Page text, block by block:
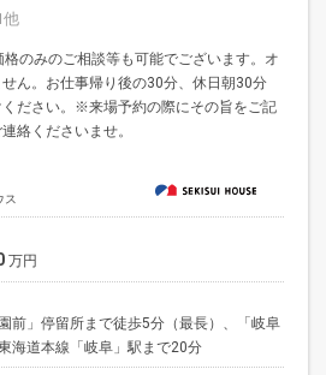
他
のみのご相談等も可能でございます。オ
ん。お仕事帰り後の30分、休日朝30分
ださい。※来場予約の際にその旨をご記
絡くださいませ。
ス
万円
前」停留所まで徒歩5分（最長）、「岐阜
海道本線「岐阜」駅まで20分